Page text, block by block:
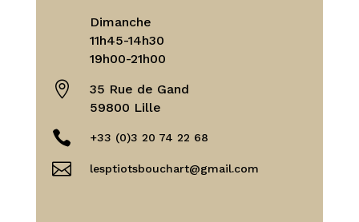
Dimanche
11h45-14h30
19h00-21h00

35 Rue de Gand
59800 Lille
 +33 (0)3 20 74 22 68
 lesptiotsbouchart@gmail.com